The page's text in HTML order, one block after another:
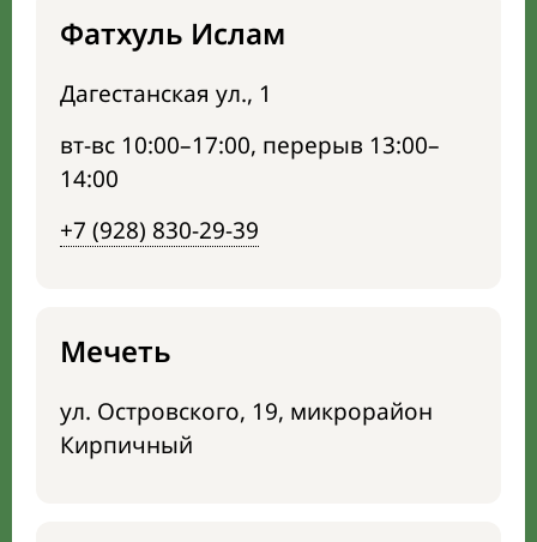
Фатхуль Ислам
Дагестанская ул., 1
вт-вс 10:00–17:00, перерыв 13:00–
14:00
+7 (928) 830-29-39
Мечеть
ул. Островского, 19, микрорайон
Кирпичный